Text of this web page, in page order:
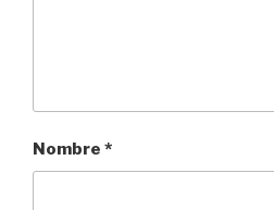
Nombre *